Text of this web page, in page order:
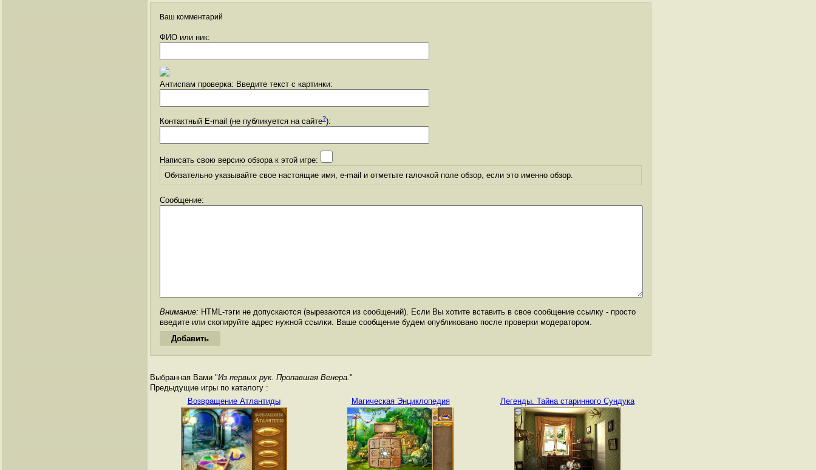
Ваш комментарий
ФИО или ник:
Антиспам проверка: Введите текст с картинки:
Контактный E-mail (не публикуется на сайте?):
Написать свою версию обзора к этой игре:
Обязательно указывайте свое настоящие имя, e-mail и отметьте галочкой поле обзор, если это именно обзор.
Сообщение:
Внимание: HTML-тэги не допускаются (вырезаются из сообщений). Если Вы хотите вставить в свое сообщение ссылку - просто
введите или скопируйте адрес нужной ссылки. Ваше сообщение будем опубликовано после проверки модератором.
Выбранная Вами "Из первых рук. Пропавшая Венера. "
Предыдущие игры по каталогу :
Возвращение Атлантиды
Магическая Энциклопедия Легенды. Тайна старинного Сундука